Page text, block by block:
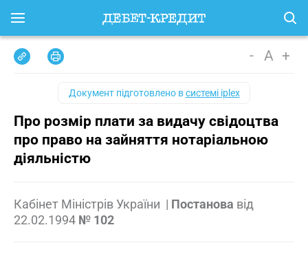
- A +
Документ підготовлено всистемі iplex
Про розмір плати за видачу свідоцтва
про право на зайняття нотаріальною
діяльністю
Кабінет Міністрів України | Постанова від
22.02.1994 № 102